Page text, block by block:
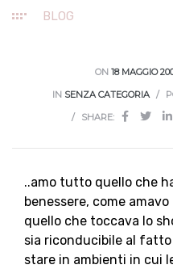
BLOG
ON 18 MAGGIO
IN SENZA CATEGORIA
SHARE:
..amo tutto quello che
benessere, come
quello che toccava lo
sia riconducibile al
stare in ambienti in cui